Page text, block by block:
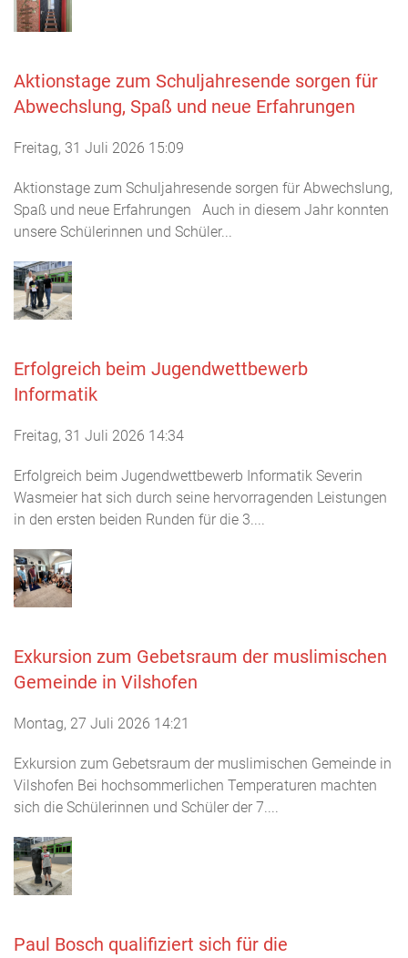
Aktionstage zum Schuljahresende sorgen für
Abwechslung, Spaß und neue Erfahrungen
Freitag, 31 Juli 2026 15:09
Aktionstage zum Schuljahresende sorgen für Abwechslung,
Spaß und neue Erfahrungen Auch in diesem Jahr konnten
unsere Schülerinnen und Schüler...
Erfolgreich beim Jugendwettbewerb
Informatik
Freitag, 31 Juli 2026 14:34
Erfolgreich beim Jugendwettbewerb Informatik Severin
Wasmeier hat sich durch seine hervorragenden Leistungen
in den ersten beiden Runden für die 3....
Exkursion zum Gebetsraum der muslimischen
Gemeinde in Vilshofen
Montag, 27 Juli 2026 14:21
Exkursion zum Gebetsraum der muslimischen Gemeinde in
Vilshofen Bei hochsommerlichen Temperaturen machten
sich die Schülerinnen und Schüler der 7....
Paul Bosch qualifiziert sich für die